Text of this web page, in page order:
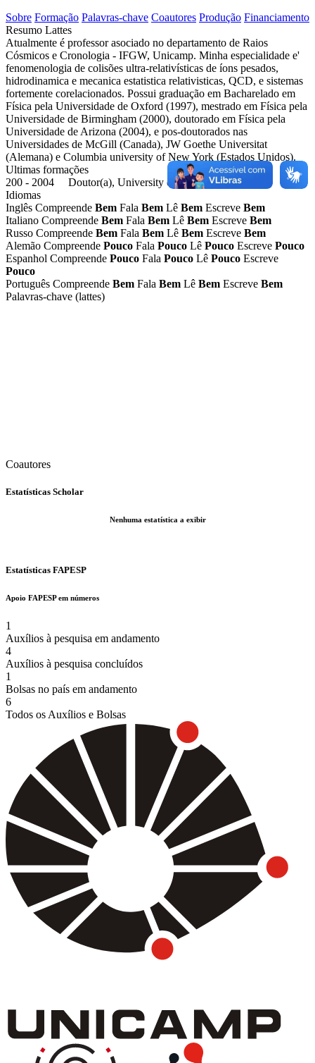
Sobre Formação Palavras-chave Coautores Produção Financiamento
Resumo Lattes
Atualmente é professor asociado no departamento de Raios
Cósmicos e Cronologia - IFGW, Unicamp. Minha especialidade e'
fenomenologia de colisões ultra-relativísticas de íons pesados,
hidrodinamica e mecanica estatistica relativisticas, QCD, e sistemas
fortemente corelacionados. Possui graduação em Bacharelado em
Física pela Universidade de Oxford (1997), mestrado em Física pela
Universidade de Birmingham (2000), doutorado em Física pela
Universidade de Arizona (2004), e pos-doutorados nas
Universidades de McGill (Canada), JW Goethe Universitat
(Alemana) e Columbia university of New York (Estados Unidos).
Ultimas formações
200 - 2004 Doutor(a), University of Arizona
Idiomas
Inglês Compreende Bem Fala Bem Lê Bem Escreve Bem
Italiano Compreende Bem Fala Bem Lê Bem Escreve Bem
Russo Compreende Bem Fala Bem Lê Bem Escreve Bem
Alemão Compreende Pouco Fala Pouco Lê Pouco Escreve Pouco
Espanhol Compreende Pouco Fala Pouco Lê Pouco Escreve
Pouco
Português Compreende Bem Fala Bem Lê Bem Escreve Bem
Palavras-chave (lattes)
Coautores
Estatísticas Scholar
Nenhuma estatística a exibir
Estatísticas FAPESP
Apoio FAPESP em números
1
Auxílios à pesquisa em andamento
4
Auxílios à pesquisa concluídos
1
Bolsas no país em andamento
6
Todos os Auxílios e Bolsas